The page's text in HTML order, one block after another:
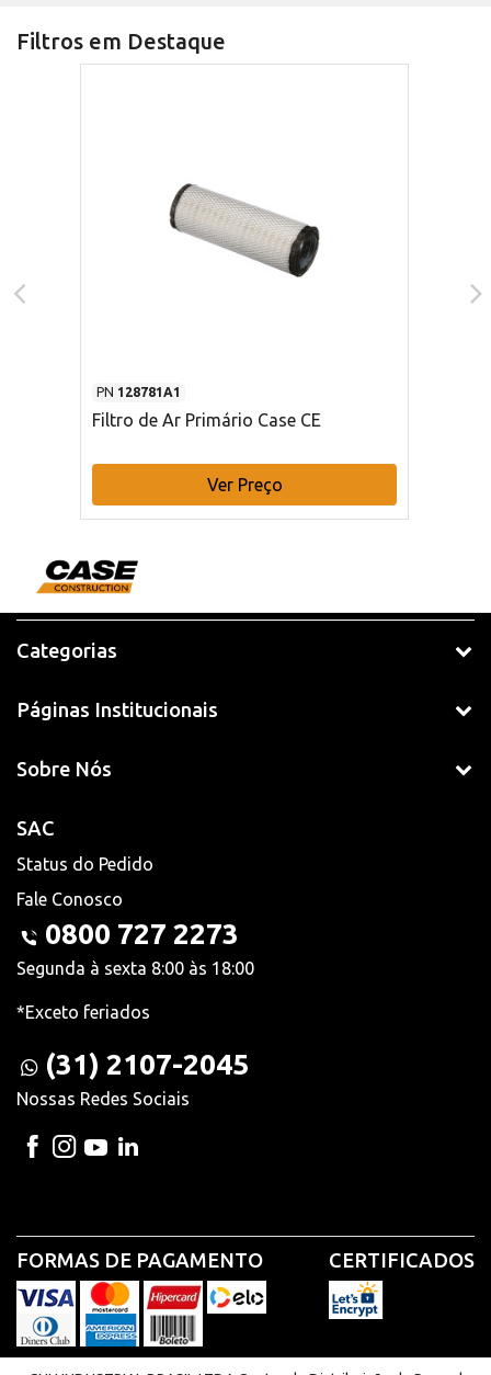
Filtros em Destaque
PN 128781A1
Filtro de Ar Primário Case CE
Ver Preço
Categorias
Páginas Institucionais
Sobre Nós
SAC
Status do Pedido
Fale Conosco
0800 727 2273
Segunda à sexta 8:00 às 18:00
*Exceto feriados
(31) 2107-2045
Nossas Redes Sociais
FORMAS DE PAGAMENTO CERTIFICADOS